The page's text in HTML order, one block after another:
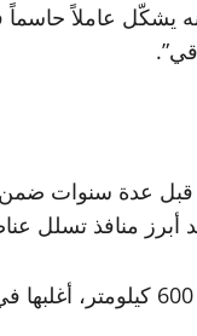
يشكّل عاملاً